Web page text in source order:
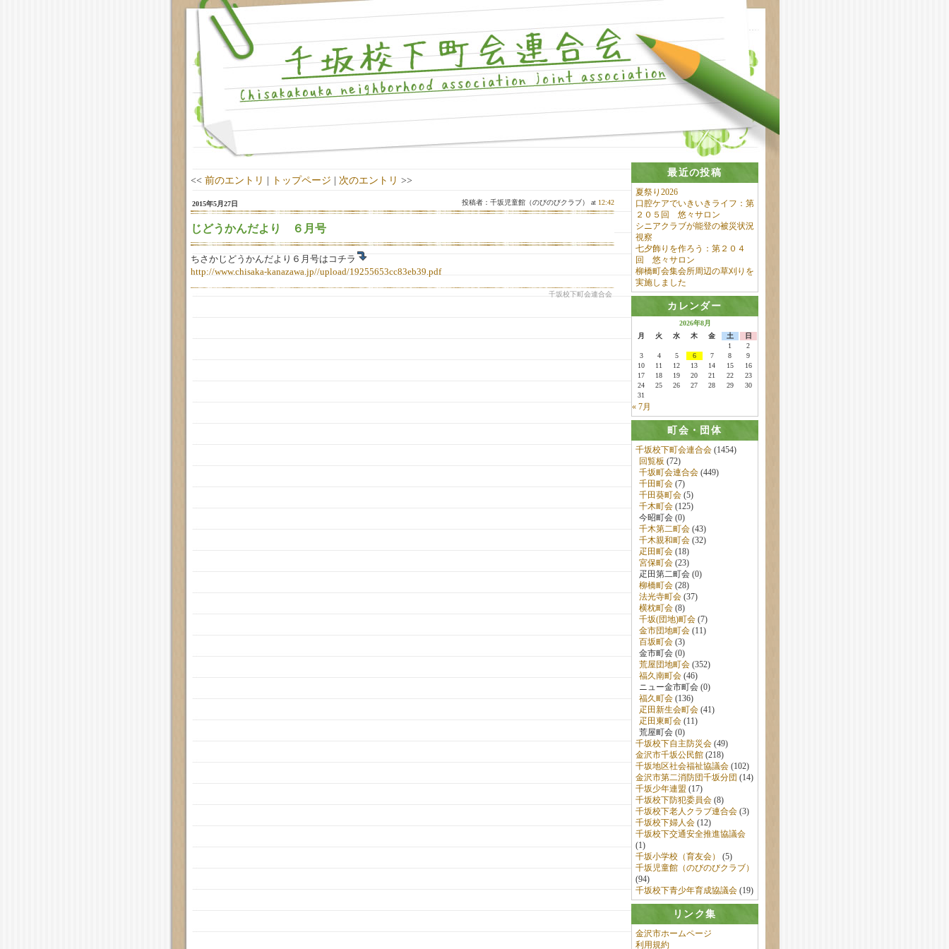
最近の投稿
夏祭り2026
口腔ケアでいきいきライフ：第
２０５回 悠々サロン
シニアクラブが能登の被災状況
視察
七夕飾りを作ろう：第２０４
回 悠々サロン
柳橋町会集会所周辺の草刈りを
実施しました
カレンダー
2026年8月
月
火 水 木 金 土
日
1
2
3
4 5 6 7 8
9
10
11 12 13 14 15
16
17
18 19 20 21 22
23
24
25 26 27 28 29
30
31
« 7月
町会・団体
千坂校下町会連合会(1454)
回覧板 (72)
千坂町会連合会(449)
千田町会(7)
千田葵町会(5)
千木町会(125)
今昭町会 (0)
千木第二町会(43)
千木親和町会(32)
疋田町会(18)
宮保町会(23)
疋田第二町会 (0)
柳橋町会(28)
法光寺町会(37)
横枕町会(8)
千坂(団地)町会(7)
金市団地町会(11)
百坂町会(3)
金市町会 (0)
荒屋団地町会(352)
福久南町会(46)
ニュー金市町会 (0)
福久町会(136)
疋田新生会町会(41)
疋田東町会(11)
荒屋町会 (0)
千坂校下自主防災会(49)
金沢市千坂公民館(218)
千坂地区社会福祉協議会(102)
金沢市第二消防団千坂分団 (14)
千坂少年連盟 (17)
千坂校下防犯委員会(8)
千坂校下老人クラブ連合会(3)
千坂校下婦人会(12)
千坂校下交通安全推進協議会
(1)
千坂小学校（育友会）
(5)
千坂児童館（のびのびクラブ）
(94)
千坂校下青少年育成協議会(19)
リンク集
金沢市ホームページ
利用規約
<<前のエントリ | トップページ | 次のエントリ >>
2015年5月27日 投稿者：千坂児童館（のびのびクラブ） at 12:42
じどうかんだより ６月号
ちさかじどうかんだより６月号はコチラ
http://www.chisaka-kanazawa.jp//upload/19255653cc83eb39.pdf
千坂校下町会連合会